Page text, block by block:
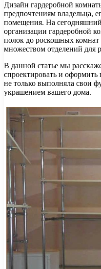
Дизайн гардеробной
предпочтениям владельца,
помещения. На
организации гардеробной
полок до роскошных комнат
множеством отделений для
В данной статье мы
спроектировать и
не только выполняла свои
украшением вашего дома.